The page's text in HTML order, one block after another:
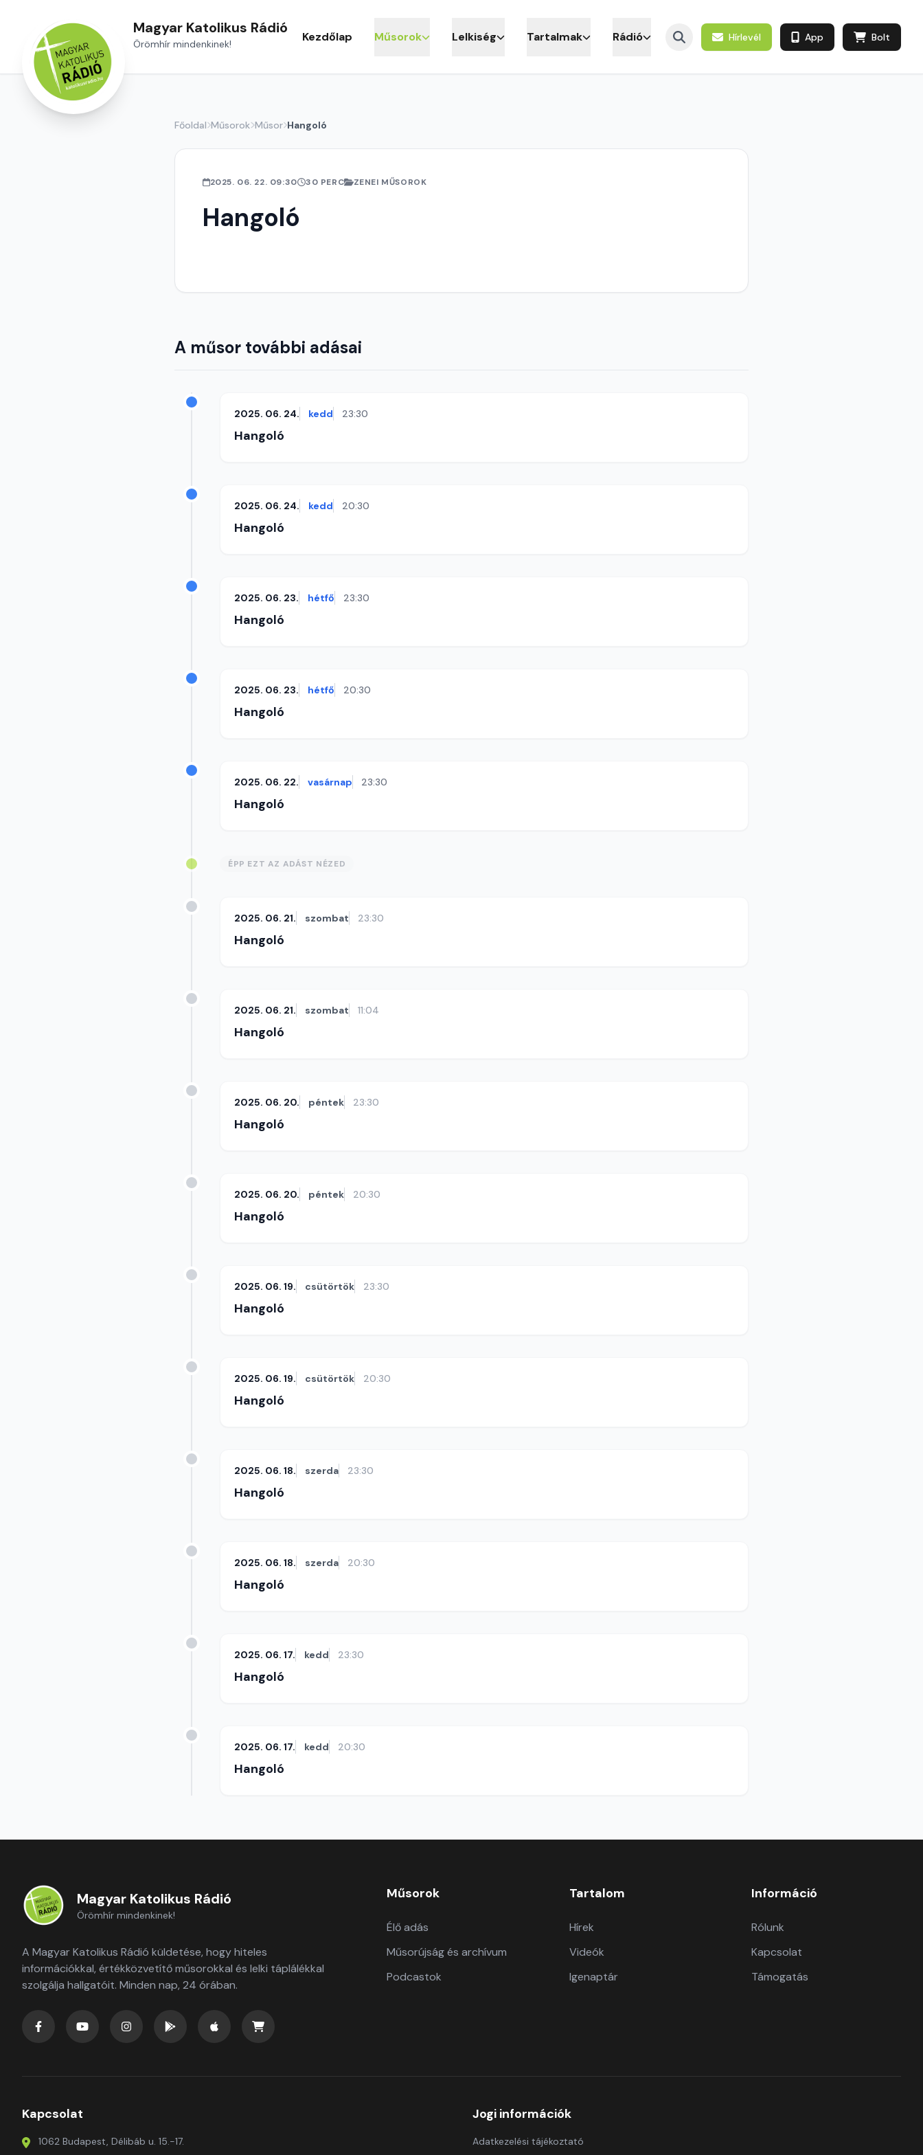
Magyar Katolikus Rádió
Örömhír mindenkinek! Kezdőlap Műsorok Lelkiség Tartalmak Rádió Hírlevél App Bolt
Főoldal Műsorok Műsor Hangoló
2025. 06. 22. 09:30 30 PERC ZENEI MŰSOROK
Hangoló
A műsor további adásai
2025. 06. 24. kedd 23:30
Hangoló
2025. 06. 24. kedd 20:30
Hangoló
2025. 06. 23. hétfő 23:30
Hangoló
2025. 06. 23. hétfő 20:30
Hangoló
2025. 06. 22. vasárnap 23:30
Hangoló
ÉPP EZT AZ ADÁST NÉZED
2025. 06. 21. szombat 23:30
Hangoló
2025. 06. 21. szombat 11:04
Hangoló
2025. 06. 20. péntek 23:30
Hangoló
2025. 06. 20. péntek 20:30
Hangoló
2025. 06. 19. csütörtök 23:30
Hangoló
2025. 06. 19. csütörtök 20:30
Hangoló
2025. 06. 18. szerda 23:30
Hangoló
2025. 06. 18. szerda 20:30
Hangoló
2025. 06. 17. kedd 23:30
Hangoló
2025. 06. 17. kedd 20:30
Hangoló
Magyar Katolikus Rádió
Örömhír mindenkinek!
A Magyar Katolikus Rádió küldetése, hogy hiteles
információkkal, értékközvetítő műsorokkal és lelki táplálékkal
szolgálja hallgatóit. Minden nap, 24 órában.
Műsorok
Élő adás
Műsorújság és archívum
Podcastok
Tartalom
Hírek
Videók
Igenaptár
Információ
Rólunk
Kapcsolat
Támogatás
Kapcsolat
1062 Budapest, Délibáb u. 15.-17.
Jogi információk
Adatkezelési tájékoztató